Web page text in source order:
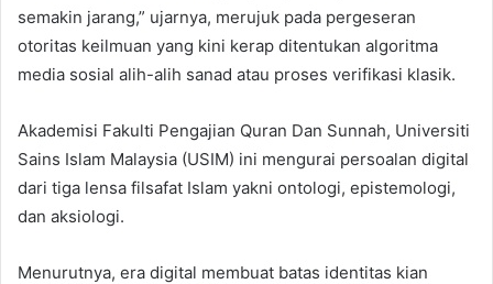
semakin jarang,” ujarnya, merujuk pada pergeseran
otoritas keilmuan yang kini kerap ditentukan algoritma
media sosial alih-alih sanad atau proses verifikasi klasik.
Akademisi Fakulti Pengajian Quran Dan Sunnah, Universiti
Sains Islam Malaysia (USIM) ini mengurai persoalan digital
dari tiga lensa filsafat Islam yakni ontologi, epistemologi,
dan aksiologi.
Menurutnya, era digital membuat batas identitas kian